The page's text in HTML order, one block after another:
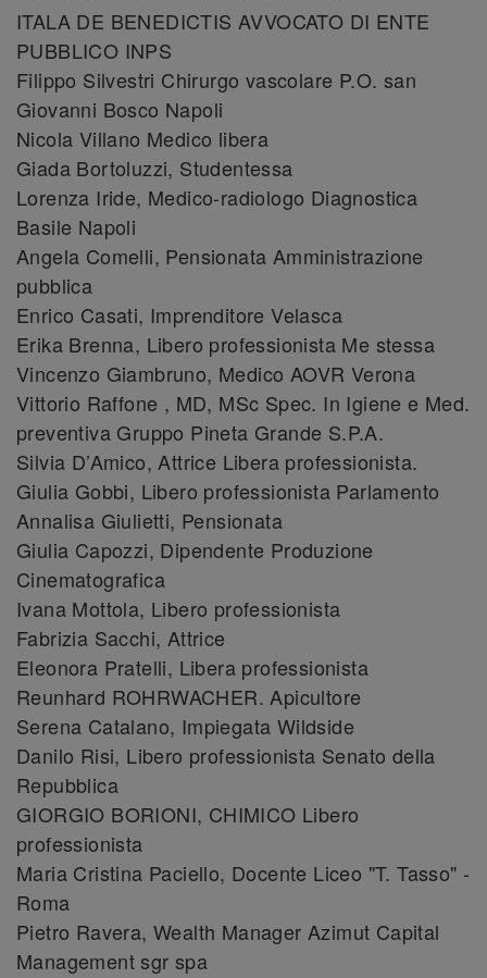
ITALA DE BENEDICTIS AVVOCATO DI ENTE
PUBBLICO INPS
Filippo Silvestri Chirurgo vascolare P.O. san
Giovanni Bosco Napoli
Nicola Villano Medico libera
Giada Bortoluzzi, Studentessa
Lorenza Iride, Medico-radiologo Diagnostica
Basile Napoli
Angela Comelli, Pensionata Amministrazione
pubblica
Enrico Casati, Imprenditore Velasca
Erika Brenna, Libero professionista Me stessa
Vincenzo Giambruno, Medico AOVR Verona
Vittorio Raffone , MD, MSc Spec. In Igiene e Med.
preventiva Gruppo Pineta Grande S.P.A.
Silvia D’Amico, Attrice Libera professionista.
Giulia Gobbi, Libero professionista Parlamento
Annalisa Giulietti, Pensionata
Giulia Capozzi, Dipendente Produzione
Cinematografica
Ivana Mottola, Libero professionista
Fabrizia Sacchi, Attrice
Eleonora Pratelli, Libera professionista
Reunhard ROHRWACHER. Apicultore
Serena Catalano, Impiegata Wildside
Danilo Risi, Libero professionista Senato della
Repubblica
GIORGIO BORIONI, CHIMICO Libero
professionista
Maria Cristina Paciello, Docente Liceo "T. Tasso" -
Roma
Pietro Ravera, Wealth Manager Azimut Capital
Management sgr spa